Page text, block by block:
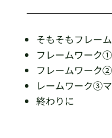
そもそもフレー
フレームワーク
フレームワーク
レームワーク③
終わりに